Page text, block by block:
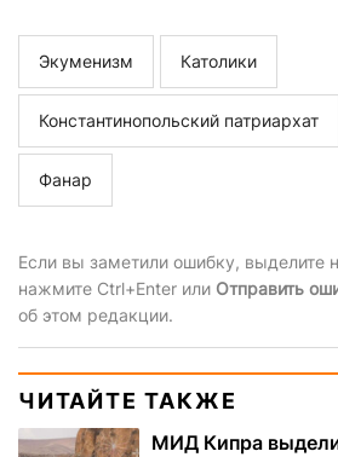
Экуменизм Католики
Константинопольский патриархат
Фанар
Если вы заметили ошибку, выделите
нажмите Ctrl+Enter или Отправить
об этом редакции.
ЧИТАЙТЕ ТАКЖЕ
МИД Кипра